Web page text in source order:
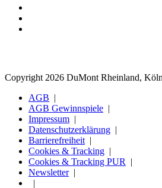
Copyright 2026 DuMont Rheinland, Köln
AGB
AGB Gewinnspiele
Impressum
Datenschutzerklärung
Barrierefreiheit
Cookies & Tracking
Cookies & Tracking PUR
Newsletter